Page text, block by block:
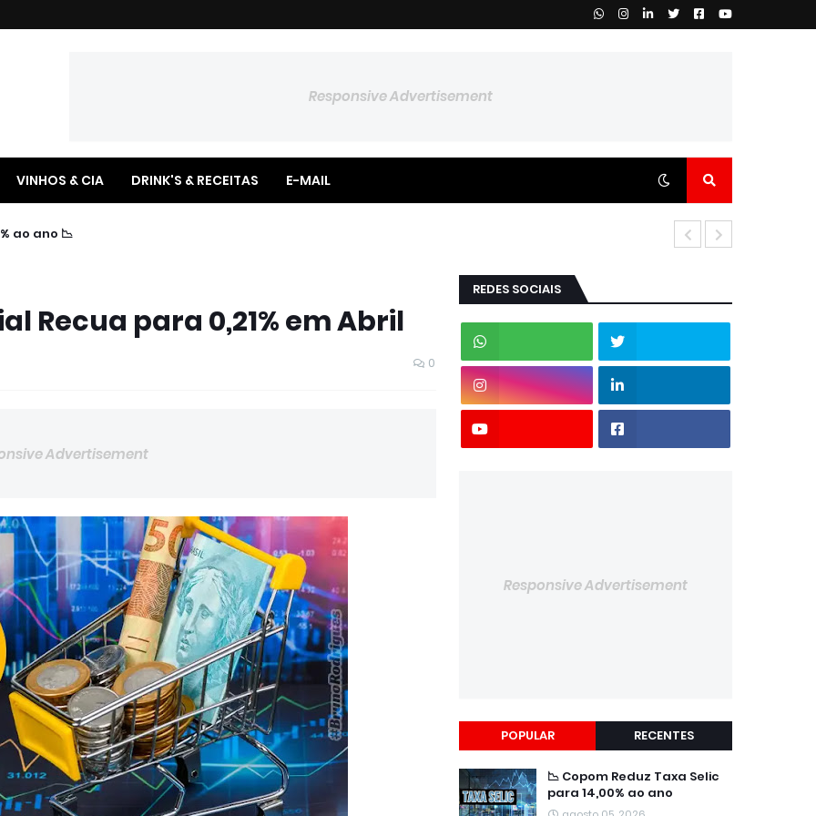
Responsive Advertisement
VINHOS & CIA DRINK'S & RECEITAS E-MAIL
📉 Copom Reduz Taxa Selic para 14,00% ao ano
Recua para 0,21% em Abril
0
Advertisement
REDES SOCIAIS
Responsive Advertisement
POPULAR RECENTES
📉 Copom Reduz Taxa Selic
para 14,00% ao ano